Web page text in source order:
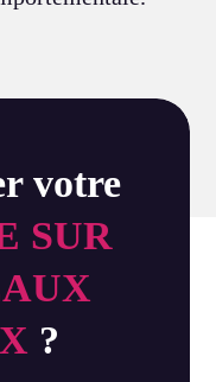
votre
SUR
?